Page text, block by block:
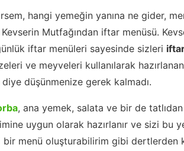
hangi yemeğin yanına ne gider,
Mutfağından iftar menüsü.
iftar menüleri sayesinde sizleri
ve meyveleri kullanılarak
diye düşünmenize gerek kalmadı.
, ana yemek, salata ve bir de
uygun olarak hazırlanır ve sizi bu
bir menü oluşturabilirim gibi dertlerden